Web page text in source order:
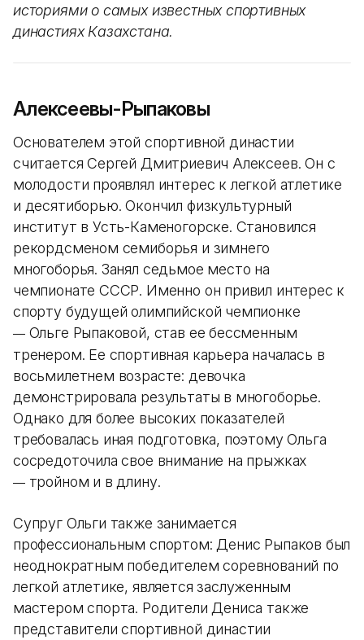
историями о самых известных спортивных
династиях Казахстана.
Алексеевы-Рыпаковы
Основателем этой спортивной династии
считается Сергей Дмитриевич Алексеев. Он с
молодости проявлял интерес к легкой атлетике
и десятиборью. Окончил физкультурный
институт в Усть-Каменогорске. Становился
рекордсменом семиборья и зимнего
многоборья. Занял седьмое место на
чемпионате СССР. Именно он привил интерес к
спорту будущей олимпийской чемпионке
—Ольге Рыпаковой, став ее бессменным
тренером. Ее спортивная карьера началась в
восьмилетнем возрасте: девочка
демонстрировала результаты в многоборье.
Однако для более высоких показателей
требовалась иная подготовка, поэтому Ольга
сосредоточила свое внимание на прыжках
—тройном и в длину.
Супруг Ольги также занимается
профессиональным спортом: Денис Рыпаков был
неоднократным победителем соревнований по
легкой атлетике, является заслуженным
мастером спорта. Родители Дениса также
представители спортивной династии